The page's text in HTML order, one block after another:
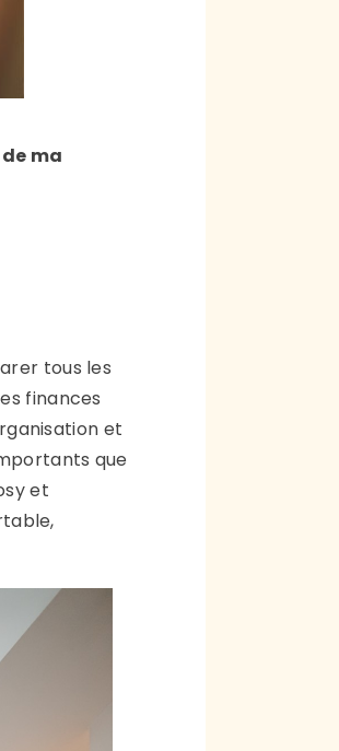
ma
tous les
finances
et
que
et